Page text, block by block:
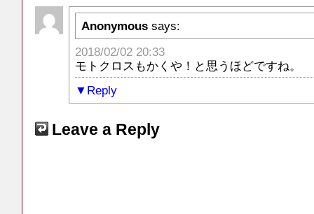
Anonymous says:
2018/02/02 20:33
モトクロスもかくや！と思うほどですね。
Reply
Leave a Reply